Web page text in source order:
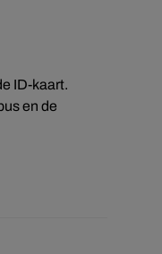
ID-kaart.
en de